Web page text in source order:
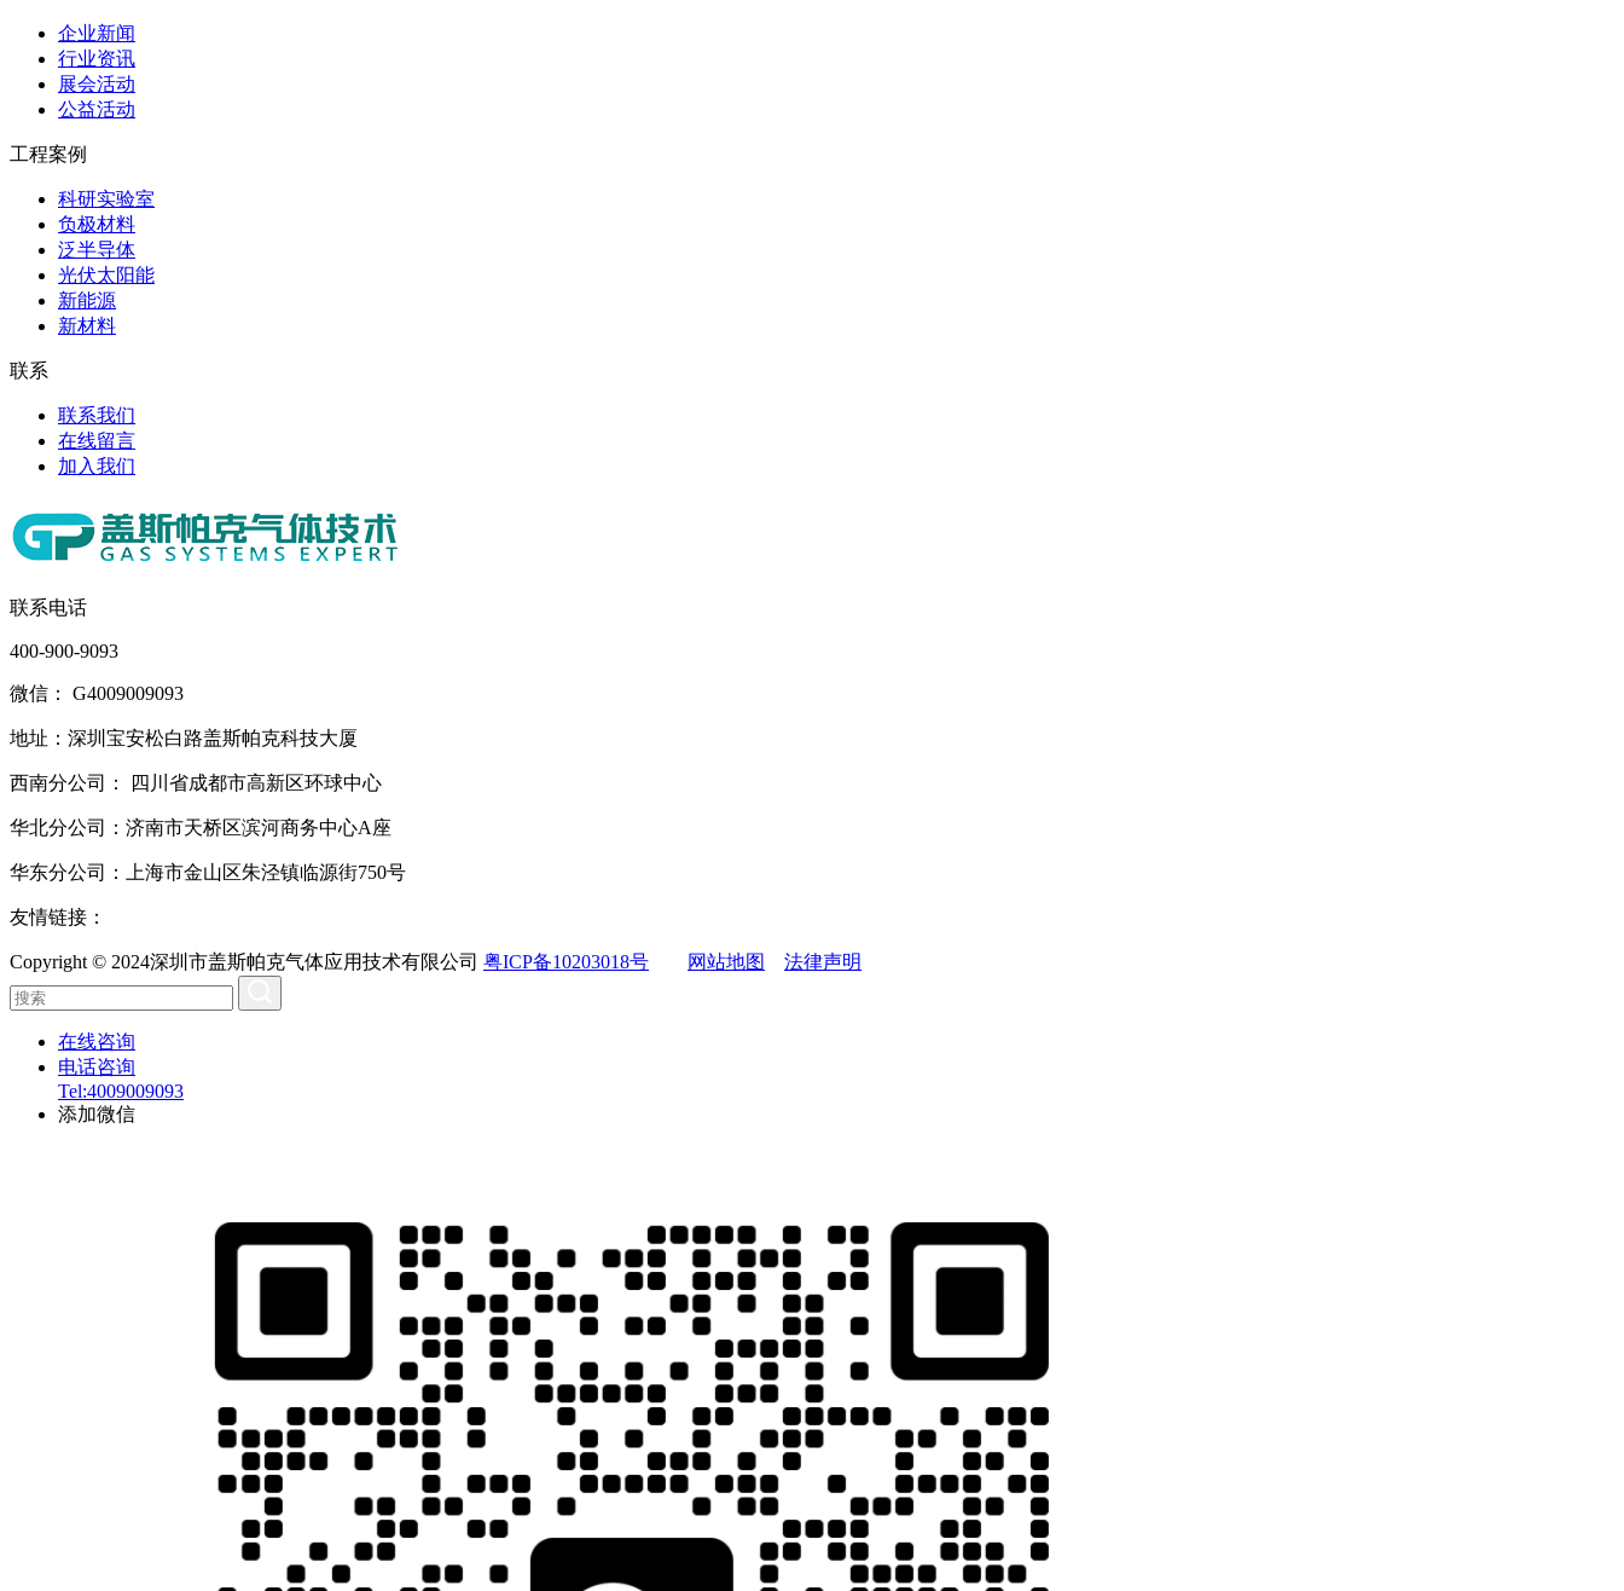
企业新闻
行业资讯
展会活动
公益活动
工程案例
科研实验室
负极材料
泛半导体
光伏太阳能
新能源
新材料
联系
联系我们
在线留言
加入我们
联系电话
400-900-9093
微信： G4009009093
地址：深圳宝安松白路盖斯帕克科技大厦
西南分公司： 四川省成都市高新区环球中心
华北分公司：济南市天桥区滨河商务中心A座
华东分公司：上海市金山区朱泾镇临源街750号
友情链接：
Copyright © 2024深圳市盖斯帕克气体应用技术有限公司 粤ICP备10203018号 网站地图 法律声明
在线咨询
电话咨询
Tel:4009009093
添加微信